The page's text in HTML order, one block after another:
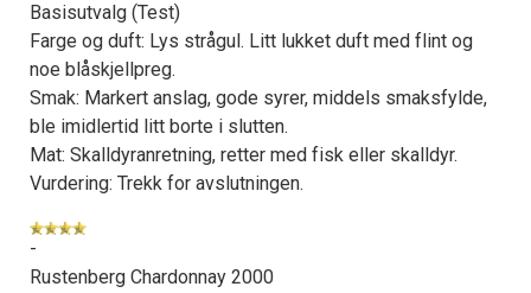
Basisutvalg (Test)
Farge og duft: Lys strågul. Litt lukket duft med flint og
noe blåskjellpreg.
Smak: Markert anslag, gode syrer, middels smaksfylde,
ble imidlertid litt borte i slutten.
Mat: Skalldyranretning, retter med fisk eller skalldyr.
Vurdering: Trekk for avslutningen.
-
Rustenberg Chardonnay 2000